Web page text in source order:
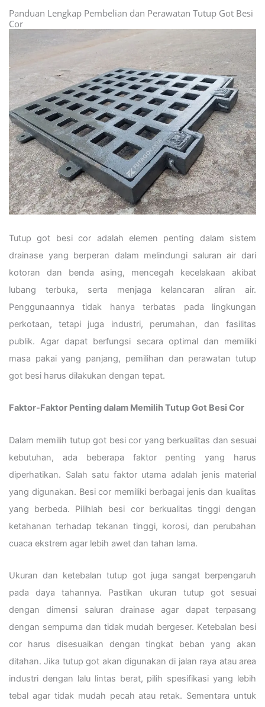
Panduan Lengkap Pembelian dan Perawatan Tutup Got Besi
Cor
Tutup got besi cor adalah elemen penting dalam sistem
drainase yang berperan dalam melindungi saluran air dari
kotoran dan benda asing, mencegah kecelakaan akibat
lubang terbuka, serta menjaga kelancaran aliran air.
Penggunaannya tidak hanya terbatas pada lingkungan
perkotaan, tetapi juga industri, perumahan, dan fasilitas
publik. Agar dapat berfungsi secara optimal dan memiliki
masa pakai yang panjang, pemilihan dan perawatan tutup
got besi harus dilakukan dengan tepat.
Faktor-Faktor Penting dalam Memilih Tutup Got Besi Cor
Dalam memilih tutup got besi cor yang berkualitas dan sesuai
kebutuhan, ada beberapa faktor penting yang harus
diperhatikan. Salah satu faktor utama adalah jenis material
yang digunakan. Besi cor memiliki berbagai jenis dan kualitas
yang berbeda. Pilihlah besi cor berkualitas tinggi dengan
ketahanan terhadap tekanan tinggi, korosi, dan perubahan
cuaca ekstrem agar lebih awet dan tahan lama.
Ukuran dan ketebalan tutup got juga sangat berpengaruh
pada daya tahannya. Pastikan ukuran tutup got sesuai
dengan dimensi saluran drainase agar dapat terpasang
dengan sempurna dan tidak mudah bergeser. Ketebalan besi
cor harus disesuaikan dengan tingkat beban yang akan
ditahan. Jika tutup got akan digunakan di jalan raya atau area
industri dengan lalu lintas berat, pilih spesifikasi yang lebih
tebal agar tidak mudah pecah atau retak. Sementara untuk